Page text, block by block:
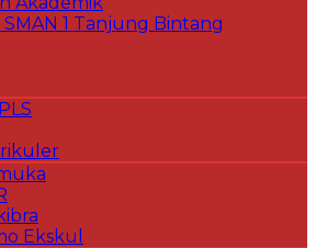
1 Tanjung Bintang
Ekskul